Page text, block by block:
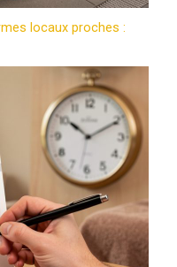
locaux proches :